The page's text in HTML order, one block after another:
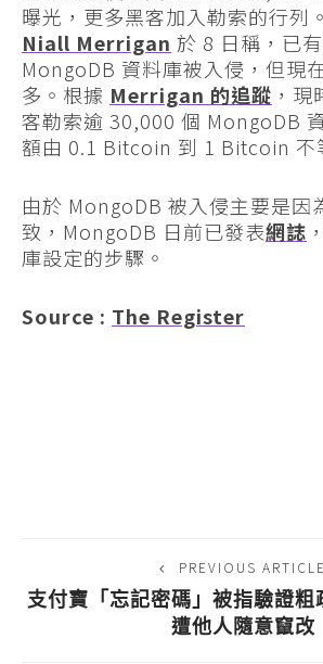
曝光，更多黑客加入勒索的行列
Niall Merrigan 於 8 日稱，已
MongoDB 資料庫被入侵，但現
多。根據 Merrigan 的追蹤 ，
客勒索逾 30,000 個 MongoDB
額由 0.1 Bitcoin 到 1 Bitcoin 不
由於 MongoDB 被入侵主要是因
致，MongoDB 日前已發表網誌
庫設定的步驟。
Source : The Register
PREVIOUS ARTICLE
支付寶「忘記密碼」被指驗證
遭他人隨意竄改